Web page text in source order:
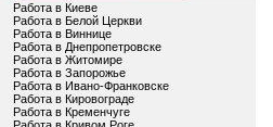
Работа в Киеве
Работа в Белой Церкви
Работа в Виннице
Работа в Днепропетровске
Работа в Житомире
Работа в Запорожье
Работа в Ивано-Франковске
Работа в Кировограде
Работа в Кременчуге